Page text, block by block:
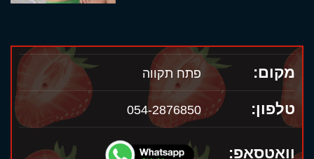
מקום: פתח תקווה
טלפון: 054-2876850
וואטסאפ: